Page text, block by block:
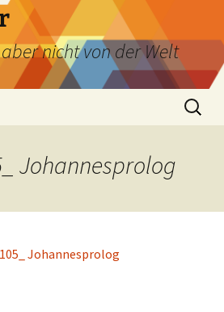
nicht von der Welt
Suchen
nach:
Johannesprolog
Johannesprolog